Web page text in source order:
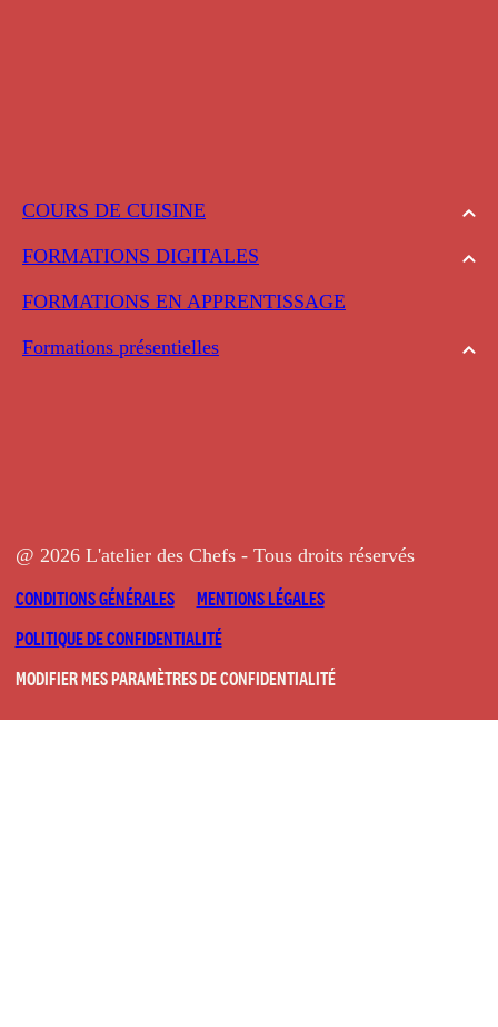
COURS DE CUISINE
FORMATIONS DIGITALES
FORMATIONS EN APPRENTISSAGE
Formations présentielles
@ 2026 L'atelier des Chefs - Tous droits réservés
CONDITIONS GÉNÉRALES
MENTIONS LÉGALES
POLITIQUE DE CONFIDENTIALITÉ
MODIFIER MES PARAMÈTRES DE CONFIDENTIALITÉ